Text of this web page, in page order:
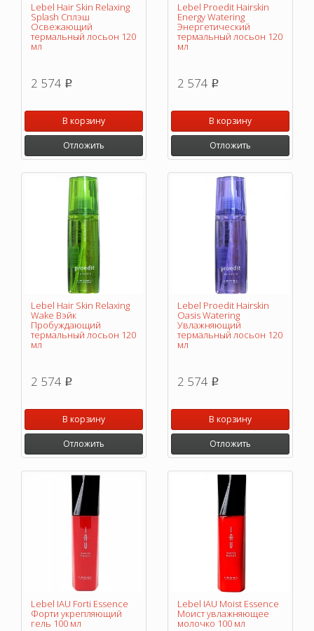
Lebel Hair Skin Relaxing
Splash Сплэш
Освежающий
термальный лосьон 120
мл
2 574 p
В корзину
Отложить
Lebel Proedit Hairskin
Energy Watering
Энергетический
термальный лосьон 120
мл
2 574 p
В корзину
Отложить
Lebel Hair Skin Relaxing
Wake Вэйк
Пробуждающий
термальный лосьон 120
мл
2 574 p
В корзину
Отложить
Lebel Proedit Hairskin
Oasis Watering
Увлажняющий
термальный лосьон 120
мл
2 574 p
В корзину
Отложить
Lebel IAU Forti Essence
Форти укрепляющий
гель 100 мл
Lebel IAU Moist Essence
Моист увлажняющее
молочко 100 мл